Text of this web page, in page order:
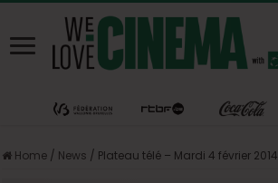
Home / News / Plateau télé – Mardi 4 février 2014